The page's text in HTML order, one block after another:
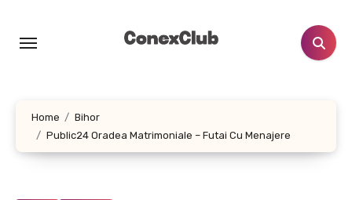
content
Home
Bihor
Public24 Oradea Matrimoniale – Futai Cu Menajere